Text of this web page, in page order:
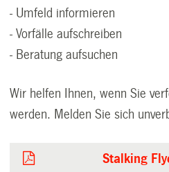
- Umfeld informieren
- Vorfälle aufschreiben
- Beratung aufsuchen
Wir helfen Ihnen, wenn Sie
werden. Melden Sie sich
Stalking